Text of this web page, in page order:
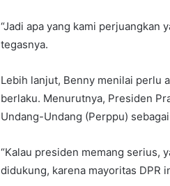
“Jadi apa yang kami perjuangkan
tegasnya.
Lebih lanjut, Benny menilai perlu
berlaku. Menurutnya, Presiden
Undang-Undang (Perppu)
“Kalau presiden memang serius,
didukung, karena mayoritas DPR